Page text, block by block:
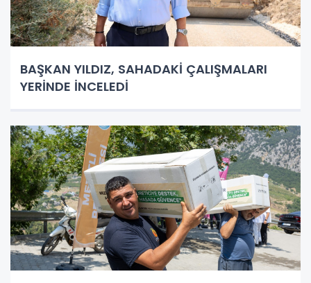
BAŞKAN YILDIZ, SAHADAKİ ÇALIŞMALARI
YERİNDE İNCELEDİ